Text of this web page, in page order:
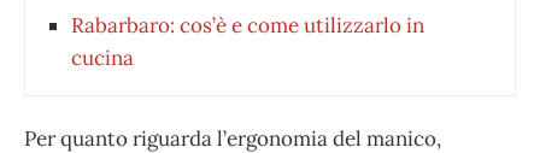
Rabarbaro: cos’è e come utilizzarlo in
cucina
Per quanto riguarda l’ergonomia del manico,